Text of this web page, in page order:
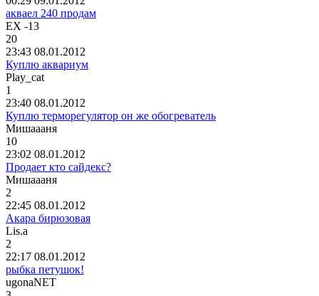
акваел 240 продам
EX -13
20
23:43 08.01.2012
Куплю аквариум
Play_cat
1
23:40 08.01.2012
Куплю терморегулятор он же обогреватель
Мишаааня
10
23:02 08.01.2012
Продает кто сайдекс?
Мишаааня
2
22:45 08.01.2012
Акара бирюзовая
Lis.a
2
22:17 08.01.2012
рыбка петушок!
ugonaNET